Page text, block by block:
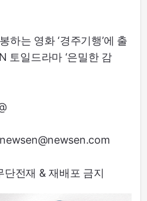
하는 영화 ‘경주기행’에 출
토일드라마 ‘은밀한 감
전재 & 재배포 금지